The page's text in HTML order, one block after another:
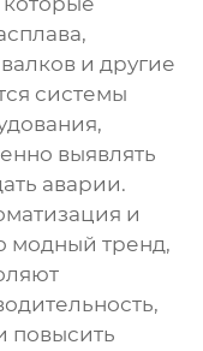
и другие
системы
выявлять
аварии.
и
модный тренд,
повысить